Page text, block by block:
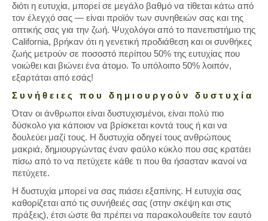
διότι η ευτυχία, μπορεί σε μεγάλο βαθμό να τίθεται κάτω από
τον έλεγχό σας — είναι προϊόν των συνηθειών σας και της
οπτικής σας για την ζωή. Ψυχολόγοι από το πανεπιστήμιο της
California, βρήκαν ότι η γενετική προδιάθεση και οι συνθήκες
ζωής μετρούν σε ποσοστό περίπου 50% της ευτυχίας που
νοιώθει και βιώνει ένα άτομο. Το υπόλοιπο 50% λοιπόν,
εξαρτάται από εσάς!
Σ υ ν ή θ ε ι ε ς π ο υ δ η μ ι ο υ ρ γ ο ύ ν δ υ σ τ υ χ ί α
Όταν οι άνθρωποι είναι δυστυχισμένοι, είναι πολύ πιο
δύσκολο για κάποιον να βρίσκεται κοντά τους ή και να
δουλεύει μαζί τους. Η δυστυχία οδηγεί τους ανθρώπους
μακριά, δημιουργώντας έναν φαύλο κύκλο που σας κρατάει
πίσω από το να πετύχετε κάθε τι που θα ήσασταν ικανοί να
πετύχετε.
Η δυστυχία μπορεί να σας πιάσει εξαπίνης. Η ευτυχία σας
καθορίζεται από τις συνήθειές σας (στην σκέψη και στις
πράξεις), έτσι ώστε θα πρέπει να παρακολουθείτε τον εαυτό